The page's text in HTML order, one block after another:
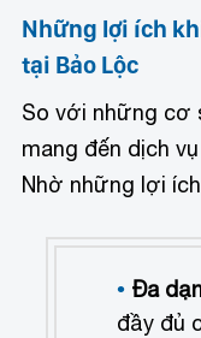
Những lợi ích
tại Bảo Lộc
So với những cơ
mang đến dịch
Nhờ những lợi
Đa
đầy đủ